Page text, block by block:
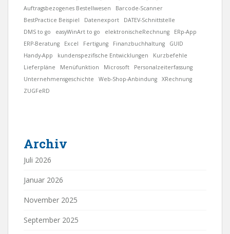
Auftragsbezogenes Bestellwesen
Barcode-Scanner
BestPractice Beispiel
Datenexport
DATEV-Schnittstelle
DMS to go
easyWinArt to go elektronischeRechnung
ERp-App
ERP-Beratung
Excel Fertigung Finanzbuchhaltung
GUID
Handy-App
kundenspezifische Entwicklungen
Kurzbefehle
Lieferpläne
Menüfunktion Microsoft
Personalzeiterfassung
Unternehmensgeschichte
Web-Shop-Anbindung
XRechnung
ZUGFeRD
Archiv
Juli 2026
Januar 2026
November 2025
September 2025